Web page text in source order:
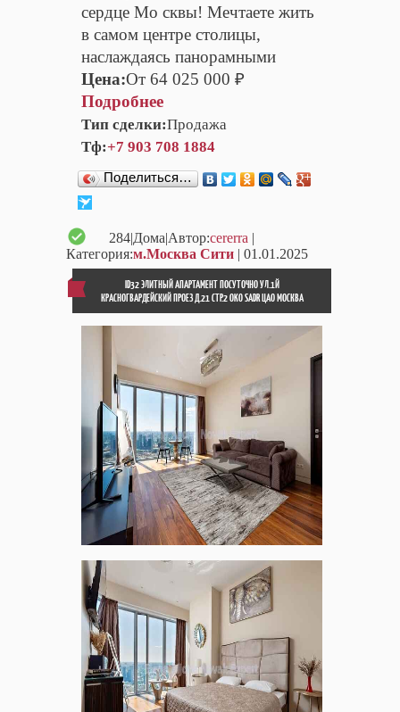
сердце Мо сквы! Мечтаете жить
в самом центре столицы,
наслаждаясь панорамными
Цена:От 64 025 000 ₽
Подробнее
Тип сделки:Продажа
Тф:+7 903 708 1884
Поделиться…
284|Дома|Автор:cererra |
Категория:м.Москва Сити | 01.01.2025
ID32 ЭЛИТНЫЙ АПАРТАМЕНТ ПОСУТОЧНО УЛ.1Й
КРАСНОГВАРДЕЙСКИЙ ПРОЕЗ Д.21 СТР.2 OKO SADR ЦАО МОСКВА